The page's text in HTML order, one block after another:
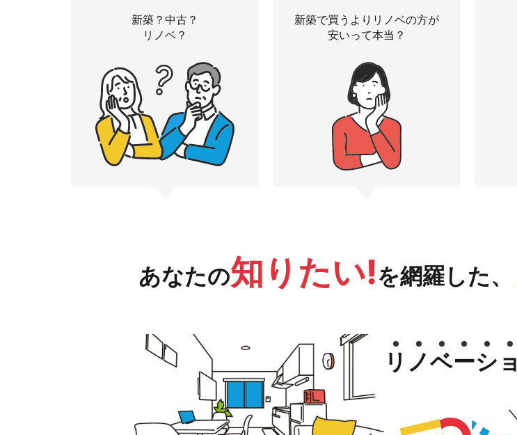
新築？中古？
リノベ？
新築で買うよりリノベの方が
安いって本当？
あなたの知りたい!を網羅した、
リ ノベーシ ョ